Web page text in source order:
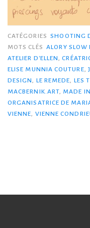
CATÉGORIES SHOOTING
MOTS CLÉS ALORY SLOW
ATELIER D'ELLEN
,
ELISE MUNNIA COUTURE
DESIGN
LE REMEDE LES
MACBERNIK.ART MADE
ORGANISATRICE DE
VIENNE
VIENNE